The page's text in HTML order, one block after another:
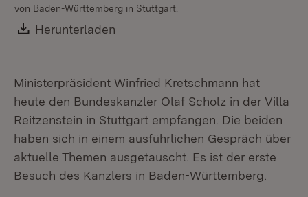
von Baden-Württemberg in Stuttgart.
Download:
Herunterladen
Ministerpräsident Winfried Kretschmann hat
heute den Bundeskanzler Olaf Scholz in der Villa
Reitzenstein in Stuttgart empfangen. Die beiden
haben sich in einem ausführlichen Gespräch über
aktuelle Themen ausgetauscht. Es ist der erste
Besuch des Kanzlers in Baden-Württemberg.